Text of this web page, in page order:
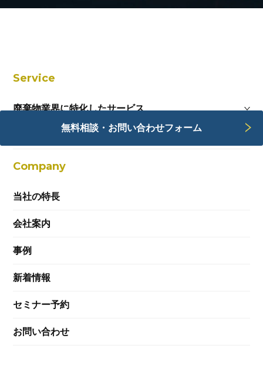
無料相談・お問い合わせフォーム
Service
廃棄物業界に特化したサービス
Webサービス
Company
当社の特長
会社案内
事例
新着情報
セミナー予約
お問い合わせ